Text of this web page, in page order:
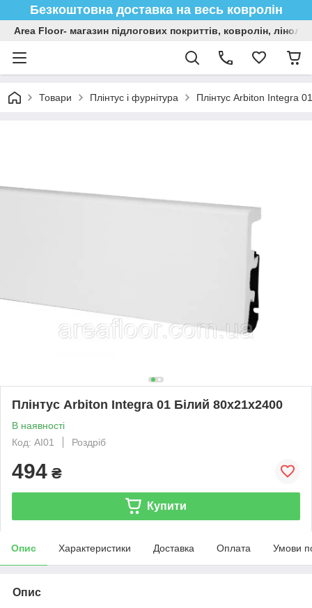
Безкоштовна доставка на весь ковролін
Area Floor- магазин підлогових покриттів, ковролін,
Товари Плінтус і фурнітура Плінтус Arbiton Integra
Плінтус Arbiton Integra 01 Білий 80x21x2400
В наявності
Код: AI01
Роздріб
494 ₴
Купити
Опис Характеристики Доставка Оплата Умови
Опис